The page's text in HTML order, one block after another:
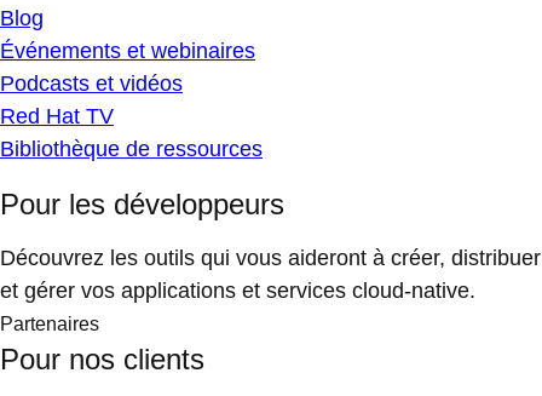
Blog
Événements et webinaires
Podcasts et vidéos
Red Hat TV
Bibliothèque de ressources
Pour les développeurs
Découvrez les outils qui vous aideront à créer, distribuer
et gérer vos applications et services cloud-native.
Partenaires
Pour nos clients